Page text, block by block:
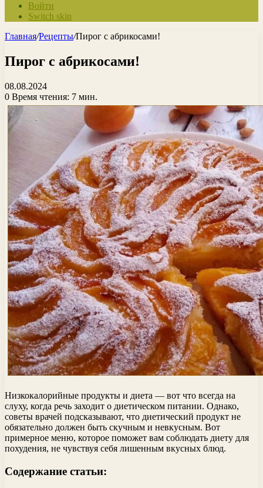
Войти
Switch skin
Главная/Рецепты/Пирог с абрикосами!
Пирог с абрикосами!
08.08.2024
0 Время чтения: 7 мин.
Низкокалорийные продукты и диета — вот что всегда на
слуху, когда речь заходит о диетическом питании. Однако,
советы врачей подсказывают, что диетический продукт не
обязательно должен быть скучным и невкусным. Вот
примерное меню, которое поможет вам соблюдать диету для
похудения, не чувствуя себя лишенным вкусных блюд.
Содержание статьи: